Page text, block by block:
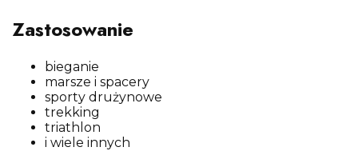
Zastosowanie
bieganie
marsze i spacery
sporty drużynowe
trekking
triathlon
i wiele innych